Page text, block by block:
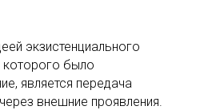
экзистенциального
которого было
является передача
внешние проявления.